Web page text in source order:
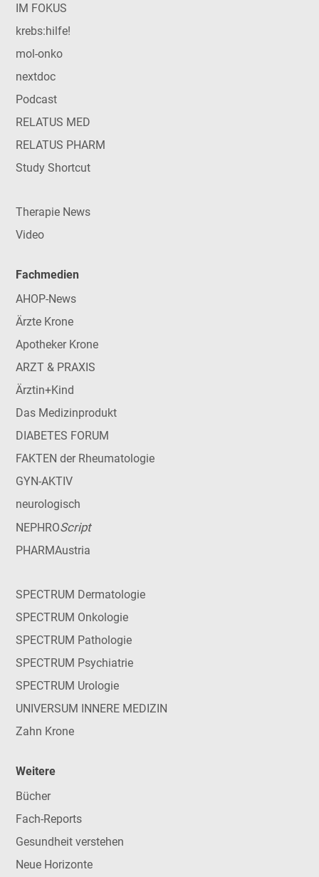
IM FOKUS
krebs:hilfe!
mol-onko
nextdoc
Podcast
RELATUS MED
RELATUS PHARM
Study Shortcut
Therapie News
Video
Fachmedien
AHOP-News
Ärzte Krone
Apotheker Krone
ARZT & PRAXIS
Ärztin+Kind
Das Medizinprodukt
DIABETES FORUM
FAKTEN der Rheumatologie
GYN-AKTIV
neurologisch
NEPHROScript
PHARMAustria
SPECTRUM Dermatologie
SPECTRUM Onkologie
SPECTRUM Pathologie
SPECTRUM Psychiatrie
SPECTRUM Urologie
UNIVERSUM INNERE MEDIZIN
Zahn Krone
Weitere
Bücher
Fach-Reports
Gesundheit verstehen
Neue Horizonte